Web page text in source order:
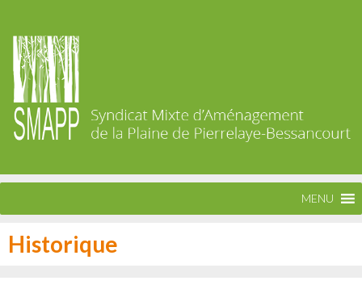
MENU
Historique